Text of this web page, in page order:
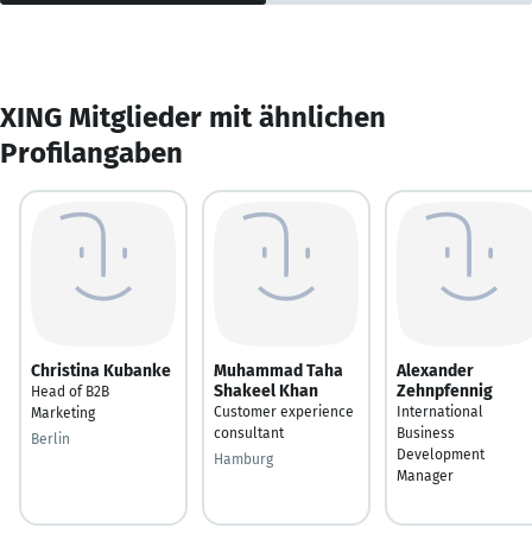
XING Mitglieder mit ähnlichen
Profilangaben
Christina Kubanke
Head of B2B
Marketing
Berlin
Muhammad Taha
Shakeel Khan
Customer experience
consultant
Hamburg
Alexander
Zehnpfennig
International
Business
Development
Manager